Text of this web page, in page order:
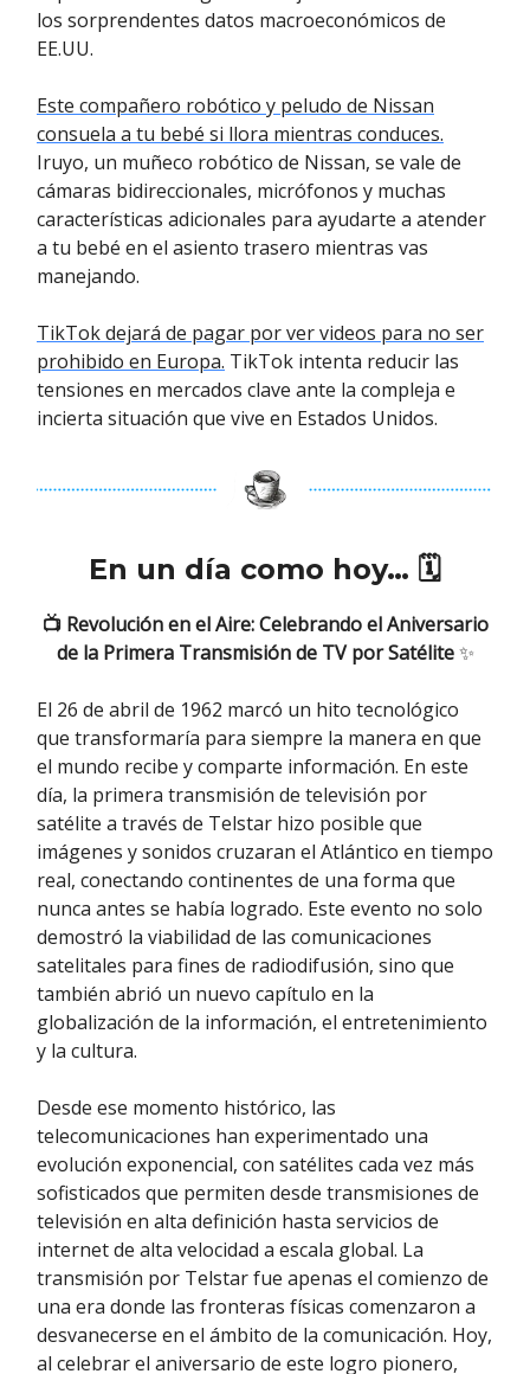
los sorprendentes datos macroeconómicos de
EE.UU.
Este compañero robótico y peludo de Nissan
consuela a tu bebé si llora mientras conduces.
Iruyo, un muñeco robótico de Nissan, se vale de
cámaras bidireccionales, micrófonos y muchas
características adicionales para ayudarte a atender
a tu bebé en el asiento trasero mientras vas
manejando.
TikTok dejará de pagar por ver videos para no ser
prohibido en Europa. TikTok intenta reducir las
tensiones en mercados clave ante la compleja e
incierta situación que vive en Estados Unidos.
En un día como hoy… 🗓
📺 Revolución en el Aire: Celebrando el Aniversario
de la Primera Transmisión de TV por Satélite✨
El 26 de abril de 1962 marcó un hito tecnológico
que transformaría para siempre la manera en que
el mundo recibe y comparte información. En este
día, la primera transmisión de televisión por
satélite a través de Telstar hizo posible que
imágenes y sonidos cruzaran el Atlántico en tiempo
real, conectando continentes de una forma que
nunca antes se había logrado. Este evento no solo
demostró la viabilidad de las comunicaciones
satelitales para fines de radiodifusión, sino que
también abrió un nuevo capítulo en la
globalización de la información, el entretenimiento
y la cultura.
Desde ese momento histórico, las
telecomunicaciones han experimentado una
evolución exponencial, con satélites cada vez más
sofisticados que permiten desde transmisiones de
televisión en alta definición hasta servicios de
internet de alta velocidad a escala global. La
transmisión por Telstar fue apenas el comienzo de
una era donde las fronteras físicas comenzaron a
desvanecerse en el ámbito de la comunicación. Hoy,
al celebrar el aniversario de este logro pionero,